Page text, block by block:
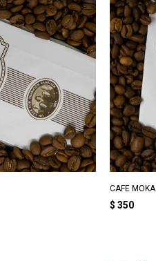
CAFE MOKA
$ 350